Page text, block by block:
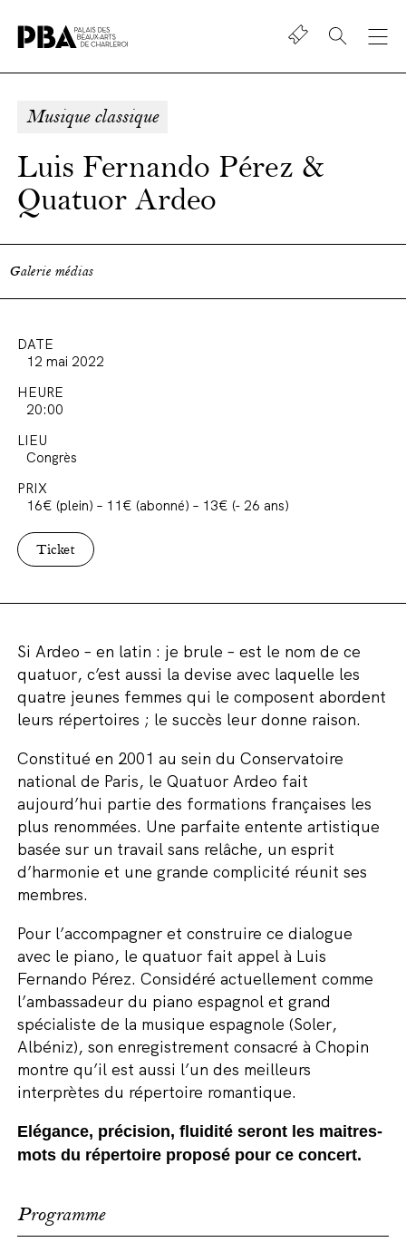
beaux-
de
Charleroi
Shop
Musique classique
Luis Fernando Pérez &
Quatuor Ardeo
Galerie médias
DATE
12 mai 2022
HEURE
20:00
LIEU
Congrès
PRIX
16€ (plein) – 11€ (abonné) – 13€ (- 26 ans)
Ticket
Si Ardeo – en latin : je brule – est le nom de ce
quatuor, c’est aussi la devise avec laquelle les
quatre jeunes femmes qui le composent abordent
leurs répertoires ; le succès leur donne raison.
Constitué en 2001 au sein du Conservatoire
national de Paris, le Quatuor Ardeo fait
aujourd’hui partie des formations françaises les
plus renommées. Une parfaite entente artistique
basée sur un travail sans relâche, un esprit
d’harmonie et une grande complicité réunit ses
membres.
Pour l’accompagner et construire ce dialogue
avec le piano, le quatuor fait appel à Luis
Fernando Pérez. Considéré actuellement comme
l’ambassadeur du piano espagnol et grand
spécialiste de la musique espagnole (Soler,
Albéniz), son enregistrement consacré à Chopin
montre qu’il est aussi l’un des meilleurs
interprètes du répertoire romantique.
Elégance, précision, fluidité seront les maitres-
mots du répertoire proposé pour ce concert.
Programme